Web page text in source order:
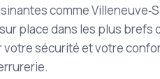
comme
place dans les plus brefs
sécurité et votre